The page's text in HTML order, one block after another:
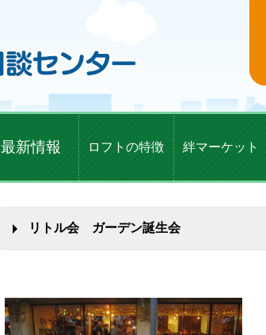
最新情報 ロフトの特徴 絆マーケット
リトル会 ガーデン誕生会